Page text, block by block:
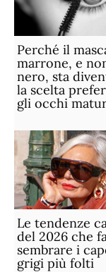
Perché il
marrone, e
nero, sta
la scelta
gli occhi
Le tendenze
del 2026 che
sembrare i
grigi più folti